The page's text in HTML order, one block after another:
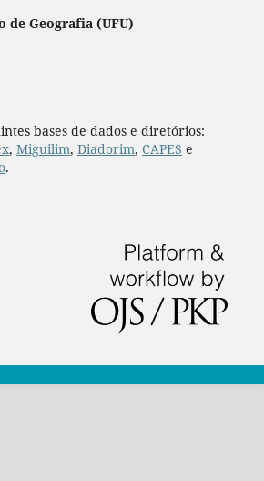
de Geografia (UFU)
bases de dados e diretórios:
, Miguilim, Diadorim, CAPES e
.